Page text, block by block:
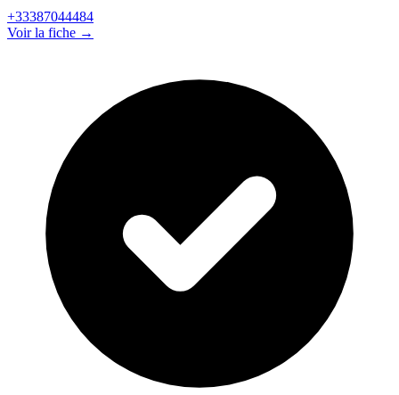
+33387044484
Voir la fiche →